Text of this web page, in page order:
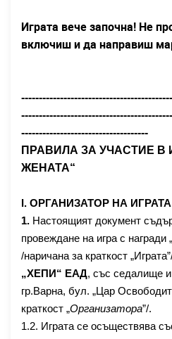
Играта вече започна! Не
включиш и да направиш
------------------------------------
ПРАВИЛА ЗА УЧАСТИЕ В
ЖЕНАТА“
І. ОРГАНИЗАТОР НА ИГРАТА
1. Настоящият документ
провеждане на игра с награди „
/наричана за краткост
„ХЕПИ“ ЕAД, със седалище
гр.Варна, бул. „Цар
краткост „Организатора”/.
1.2. Играта се осъществява